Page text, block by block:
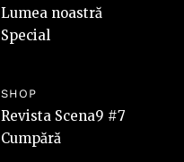
Lumea noastră
Special
SHOP
Revista Scena9 #7
Cumpără